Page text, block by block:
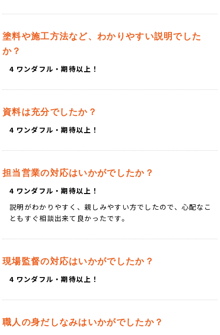
塗料や施工方法など、わかりやすい説明でした
か？
4 ワンダフル・期待以上！
資料は充分でしたか？
4 ワンダフル・期待以上！
担当営業の対応はいかがでしたか？
4 ワンダフル・期待以上！
説明がわかりやすく、親しみやすい方でしたので、心配なこ
ともすぐ相談出来て良かったです。
現場監督の対応はいかがでしたか？
4 ワンダフル・期待以上！
職人の身だしなみはいかがでしたか？